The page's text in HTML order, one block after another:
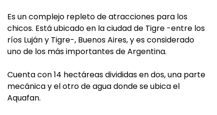
Es un complejo repleto de atracciones para los
chicos. Está ubicado en la ciudad de Tigre -entre los
ríos Luján y Tigre-, Buenos Aires, y es considerado
uno de los más importantes de Argentina.
Cuenta con 14 hectáreas divididas en dos, una parte
mecánica y el otro de agua donde se ubica el
Aquafan.